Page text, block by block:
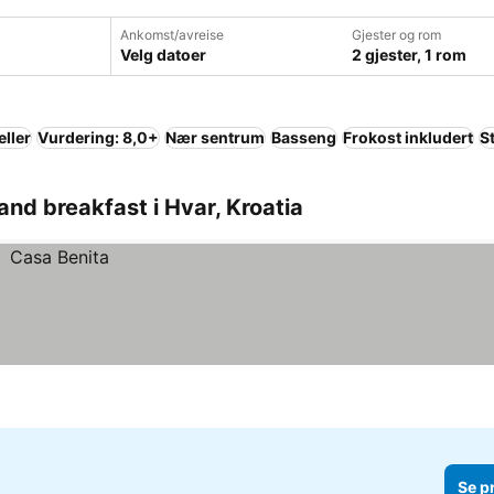
Ankomst/avreise
Velg datoer
Gjester og rom
2 gjester, 1 rom
Vurdering: 8,0+ Nær sentrum Basseng Frokost inkludert
breakfast i Hvar, Kroatia
Se